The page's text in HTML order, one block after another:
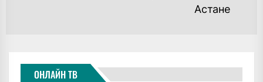
Астане
ОНЛАЙН ТВ